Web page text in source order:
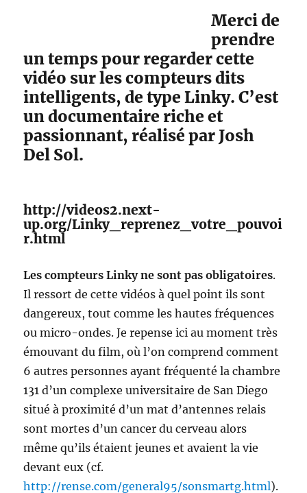
Merci de
prendre
un temps pour regarder cette
vidéo sur les compteurs dits
intelligents, de type Linky. C’est
un documentaire riche et
passionnant, réalisé par Josh
Del Sol.
http://videos2.next-
up.org/Linky_reprenez_votre_pouvoi
r.html
Les compteurs Linky ne sont pas obligatoires.
Il ressort de cette vidéos à quel point ils sont
dangereux, tout comme les hautes fréquences
ou micro-ondes. Je repense ici au moment très
émouvant du film, où l’on comprend comment
6 autres personnes ayant fréquenté la chambre
131 d’un complexe universitaire de San Diego
situé à proximité d’un mat d’antennes relais
sont mortes d’un cancer du cerveau alors
même qu’ils étaient jeunes et avaient la vie
devant eux (cf.
http://rense.com/general95/sonsmartg.html).